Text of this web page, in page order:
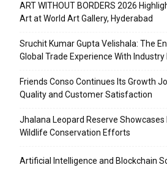
ART WITHOUT BORDERS 2026
Art at World Art Gallery, Hyderabad
Sruchit Kumar Gupta Velishala: The
Global Trade Experience With
Friends Conso Continues Its Growth
Quality and Customer Satisfaction
Jhalana Leopard Reserve Showcases
Wildlife Conservation Efforts
Artificial Intelligence and Blockchain